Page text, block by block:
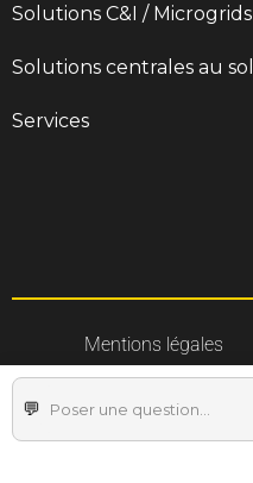
Solutions C&I / Microgrids
Solutions centrales au sol
Services
Mentions légales